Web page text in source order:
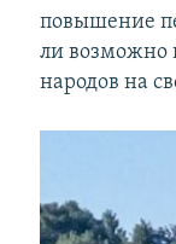
повышение
ли возможно
народов на